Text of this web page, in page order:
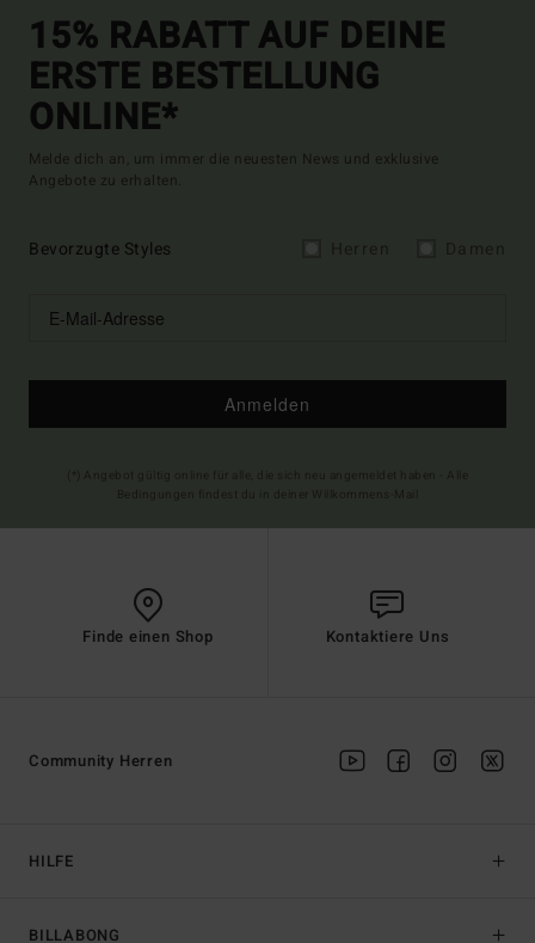
15% RABATT AUF DEINE
ERSTE BESTELLUNG
ONLINE*
Melde dich an, um immer die neuesten News und exklusive
Angebote zu erhalten.
Bevorzugte Styles
Anmelden
Finde einen Shop Kontaktiere Uns
HILFE
BILLABONG
Community Herren